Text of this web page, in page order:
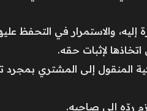
والاستمرار في التحفظ
لإثبات حقه.
المنقول إلى المشتري بمجرد
ردّه إلى صاحبه.